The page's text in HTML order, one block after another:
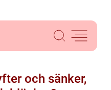
och sänker,